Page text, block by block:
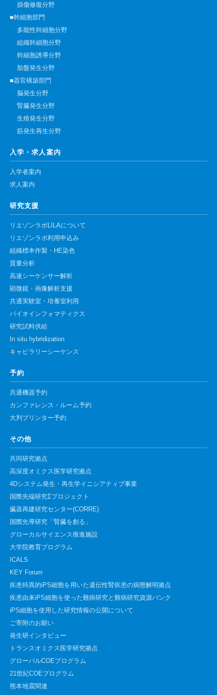
損傷修復分野
■幹細胞部門
多能性幹細胞分野
組織幹細胞分野
幹細胞誘導分野
胎盤発生分野
■器官構築部門
脳発生分野
腎臓発生分野
生殖発生分野
筋発生再生分野
入学・求人案内
入学者案内
求人案内
研究支援
リエゾンラボLILAについて
リエゾンラボ利用申込み
組織標本作製・HE染色
質量分析
高速シーケンサー解析
顕微鏡・画像解析支援
共通実験室・培養室利用
バイオインフォマティクス
研究試料供給
In situ hybridization
キャピラリーシーケンス
予約
共通機器予約
カンファレンス・ルーム予約
大判プリンター予約
その他
共同研究拠点
高深度オミクス医学研究拠点
4Dシステム発生・再生学イニシアティブ事業
国際先端研究Σプロジェクト
臓器再建研究センター(CORRE)
国際先導研究「腎臓を創る」
グローカルサイエンス推進施設
大学院教育プログラム
ICALS
KEY Forum
疾患特異的iPS細胞を用いた遺伝性腎疾患の病態解明拠点
疾患由来iPS細胞を使った難病研究と難病研究資源バンク
iPS細胞を使用した研究情報の公開について
ご寄附のお願い
発生研インタビュー
トランスオミクス医学研究拠点
グローバルCOEプログラム
21世紀COEプログラム
熊本地震関連